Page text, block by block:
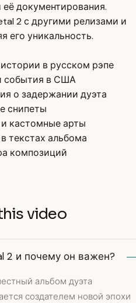
документирования.
2 с другими релизами и
его уникальность.
в русском рэпе
события в США
о задержании дуэта
снипеты
кастомные арты
текстах альбома
композиций
video
2 и почему он важен?
альбом дуэта
создателем новой эпохи